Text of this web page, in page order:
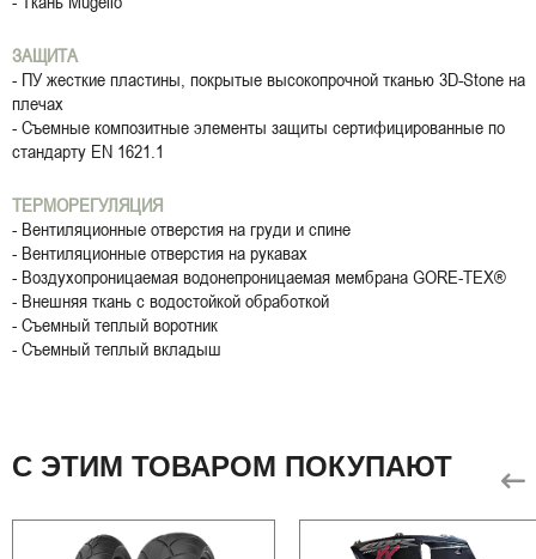
ЗАЩИТА
- ПУ жесткие пластины, покрытые высокопрочной тканью 3D-Stone на
плечах
- Съемные композитные элементы защиты сертифицированные по
стандарту EN 1621.1
ТЕРМОРЕГУЛЯЦИЯ
- Вентиляционные отверстия на груди и спине
- Вентиляционные отверстия на рукавах
- Воздухопроницаемая водонепроницаемая мембрана GORE-TEX®
- Внешняя ткань с водостойкой обработкой
- Съемный теплый воротник
- Съемный теплый вкладыш
С ЭТИМ ТОВАРОМ ПОКУПАЮТ